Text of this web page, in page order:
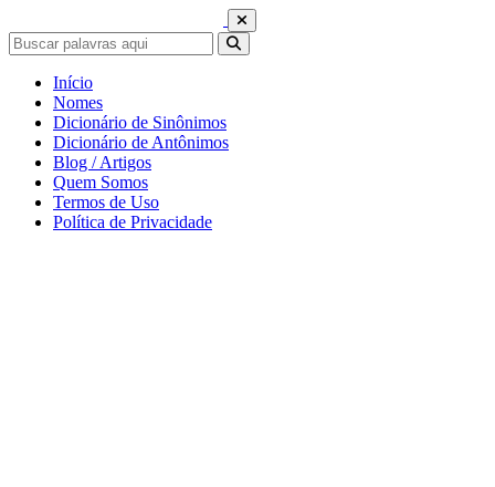
Início
Nomes
Dicionário de Sinônimos
Dicionário de Antônimos
Blog / Artigos
Quem Somos
Termos de Uso
Política de Privacidade